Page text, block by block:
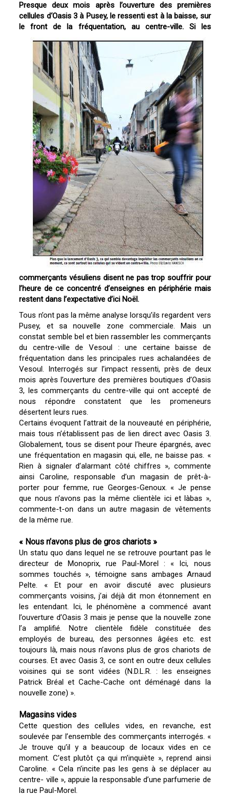
Presque deux mois après
l’ouverture des premières
cellules d‘Oasis 3 à Pusey, leressenti est à la baisse, sur
lefront de la fréquentation, au centre-ville. Si les
commerçantsvésuliens disent ne pastrop souffrir pour
l’heure dece concentré d’enseignes en périphérie mais
restent dans l’expectative d’ici Noël.
Tous n’ont pas la même analyse lorsqu’ils regardent vers
Pusey, et sa nouvelle zone commerciale. Mais un
constat semble bel et bien rassembler les commerçants
du centre-ville de Vesoul : une certaine baisse de
fréquentation dans les principales rues achalandées de
Vesoul. Interrogés sur l’impact ressenti, près de deux
mois après l’ouverture des premières boutiques d’Oasis
3, les commerçants du centre-ville qui ont accepté de
nous répondre constatent que les promeneurs
désertent leurs rues.
Certains évoquent l’attrait de la nouveauté en périphérie,
mais tous n’établissent pas de lien direct avec Oasis 3.
Globalement, tous se disent pour l’heure épargnés, avec
une fréquentation en magasin qui, elle, ne baisse pas. «
Rien à signaler d’alarmant côté chiffres », commente
ainsi Caroline, responsable d’un magasin de prêt-à-
porter pour femme, rue Georges-Genoux. « Je pense
que nous n’avons pas la même clientèle ici et làbas »,
commente-t-on dans un autre magasin de vêtements
de la même rue.
« Nous n’avons plus de gros chariots »
Un statu quo dans lequel ne se retrouve pourtant pas le
directeur de Monoprix, rue Paul-Morel : « Ici, nous
sommes touchés », témoigne sans ambages Arnaud
Pelte. « Et pour en avoir discuté avec plusieurs
commerçants voisins, j’ai déjà dit mon étonnement en
les entendant. Ici, le phénomène a commencé avant
l’ouverture d’Oasis 3 mais je pense que la nouvelle zone
l’a amplifié. Notre clientèle fidèle constituée des
employés de bureau, des personnes âgées etc. est
toujours là, mais nous n’avons plus de gros chariots de
courses. Et avec Oasis 3, ce sont en outre deux cellules
voisines qui se sont vidées (N.D.L.R. : les enseignes
Patrick Bréal et Cache-Cache ont déménagé dans la
nouvelle zone) ».
Magasins vides
Cette question des cellules vides, en revanche, est
soulevée par l’ensemble des commerçants interrogés. «
Je trouve qu’il y a beaucoup de locaux vides en ce
moment. C’est plutôt ça qui m’inquiète », reprend ainsi
Caroline. « Cela n’incite pas les gens à se déplacer au
centre- ville », appuie la responsable d’une parfumerie de
la rue Paul-Morel.